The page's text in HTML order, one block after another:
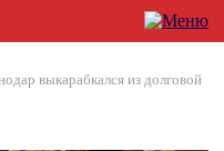
выкарабкался из долговой